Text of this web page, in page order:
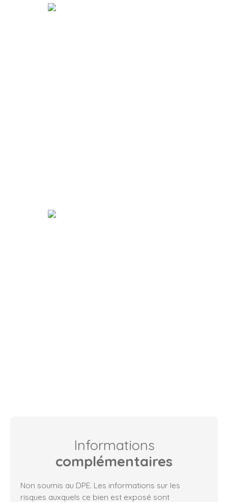
Informations
complémentaires
Non soumis au DPE. Les informations sur les
risques auxquels ce bien est exposé sont